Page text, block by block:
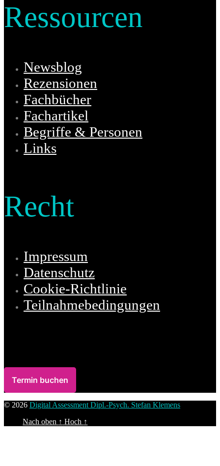
Ressourcen
Newsblog
Rezensionen
Fachbücher
Fachartikel
Begriffe & Personen
Links
Recht
Impressum
Datenschutz
Cookie-Richtlinie
Teilnahmebedingungen
Termin buchen
© 2026 Digital Assessment Dipl.-Psych. Stefan Klemens
Nach oben ↑ Hoch ↑